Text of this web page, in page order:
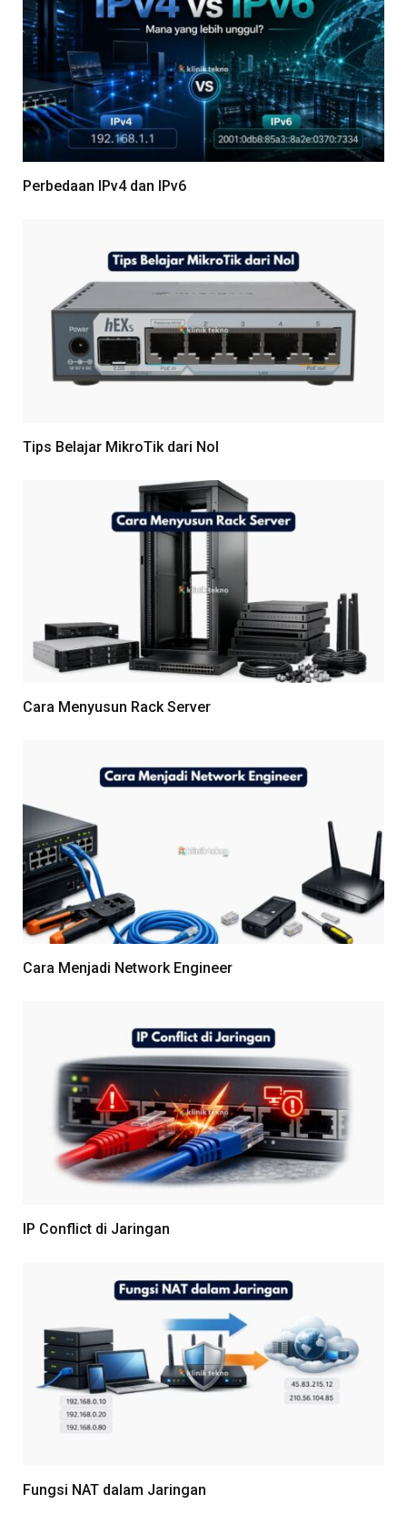
Perbedaan IPv4 dan IPv6
Tips Belajar MikroTik dari Nol
Cara Menyusun Rack Server
Cara Menjadi Network Engineer
IP Conflict di Jaringan
Fungsi NAT dalam Jaringan